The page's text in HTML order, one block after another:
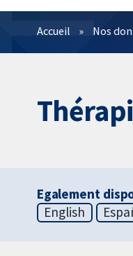
Filtres
Accueil Nos
Egalement
English